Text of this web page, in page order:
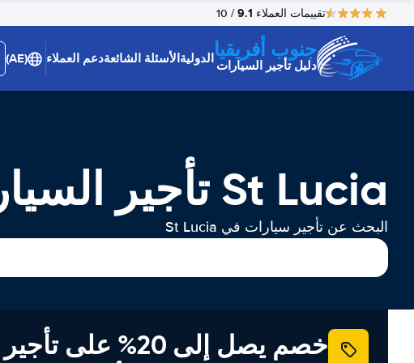
تقييمات العملاء 9.1
/ 10
جنوب أفريقيا
دليل تأجير السياراتالدوليةالأسئلة الشائعةدعم العملاء (AE)
St Lucia تأجير السيارات
البحث عن تأجير سيارات في St Lucia
خصم يصل إلى 20% على تأجير